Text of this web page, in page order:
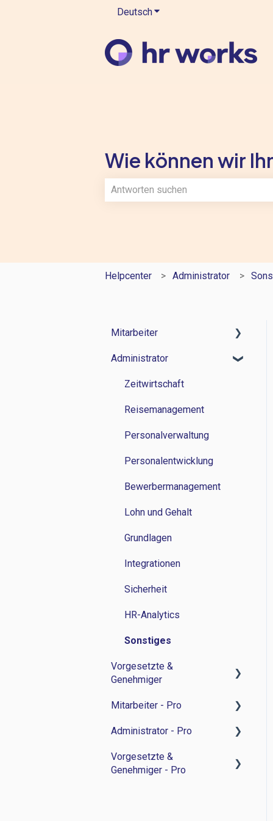
DeutschUntermenü für
Wie können wir
Helpcenter Administrator
Mitarbeiter
Zeitwirtschaft
Reisemanagement
Personalverwaltung
Lohn und Gehalt
Grundlagen
Administrator
Zeitwirtschaft
Reisemanagement
Personalverwaltung
Personalentwicklung
Bewerbermanagement
Lohn und Gehalt
Grundlagen
Integrationen
Sicherheit
HR-Analytics
Sonstiges
Vorgesetzte &
Genehmiger
Zeitwirtschaft
Personalverwaltung
Bewerbermanagament
Mitarbeiter - Pro
Feedback-Sessions -
Ziele -
Administrator - Pro
Feedback-Session -
Personalentwicklung
Vorgesetzte &
Genehmiger - Pro